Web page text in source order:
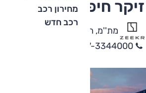
מחירון רכב
רכב חדש
זיקר חיפה
מת''מ, חיפה
077-3344000